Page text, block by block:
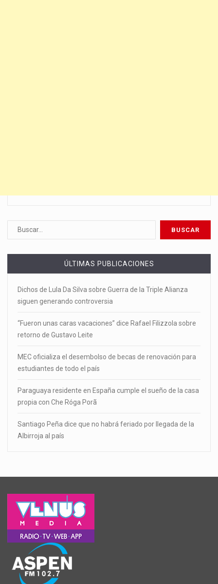
ÚLTIMAS PUBLICACIONES
Dichos de Lula Da Silva sobre Guerra de la Triple Alianza
siguen generando controversia
“Fueron unas caras vacaciones” dice Rafael Filizzola sobre
retorno de Gustavo Leite
MEC oficializa el desembolso de becas de renovación para
estudiantes de todo el país
Paraguaya residente en España cumple el sueño de la casa
propia con Che Róga Porã
Santiago Peña dice que no habrá feriado por llegada de la
Albirroja al país